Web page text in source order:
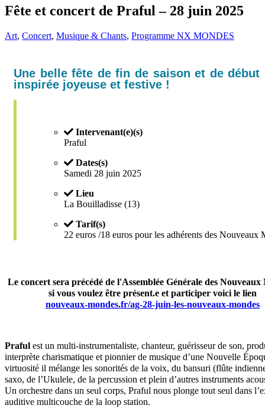
Fête et concert de Praful – 28 juin 2025
Art, Concert, Musique & Chants, Programme NX MONDES
Une belle fête de fin de saison et de début
inspirée joyeuse et festive !
Intervenant(e)(s)
Praful
Dates(s)
Samedi 28 juin 2025
Lieu
La Bouilladisse (13)
Tarif(s)
22 euros /18 euros pour les adhérents des Nouveaux
Le concert sera précédé de l'Assemblée Générale des Nouveaux
si vous voulez être présent.e et participer voici le lien
nouveaux-mondes.fr/ag-28-juin-les-nouveaux-mondes
Praful est un multi-instrumentaliste, chanteur, guérisseur de son,
interprète charismatique et pionnier de musique d’une Nouvelle
virtuosité il mélange les sonorités de la voix, du bansuri (flûte
saxo, de l’Ukulele, de la percussion et plein d’autres instruments
Un orchestre dans un seul corps, Praful nous plonge tout seul dans
auditive multicouche de la loop station.